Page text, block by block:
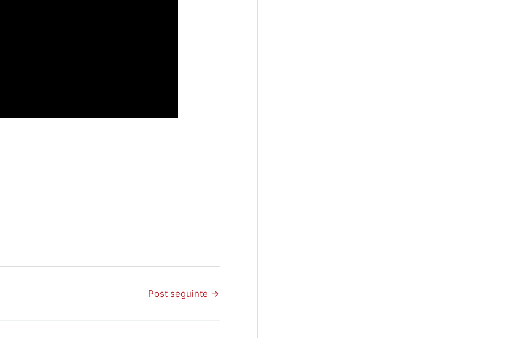
Post seguinte →